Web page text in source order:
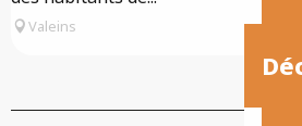
Valeins